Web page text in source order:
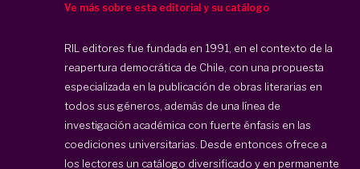
Ve más sobre esta editorial y su catálogo
RIL editores fue fundada en 1991, en el contexto de la
reapertura democrática de Chile, con una propuesta
especializada en la publicación de obras literarias en
todos sus géneros, además de una línea de
investigación académica con fuerte énfasis en las
coediciones universitarias. Desde entonces ofrece a
los lectores un catálogo diversificado y en permanente